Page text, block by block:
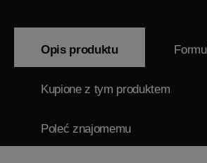
Opis produktu
Kupione z tym produktem
Poleć znajomemu